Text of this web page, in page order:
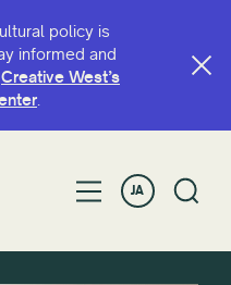
policy is
informed and
Creative West’s
.
JA